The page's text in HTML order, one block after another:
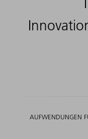
AUFWENDUNGEN